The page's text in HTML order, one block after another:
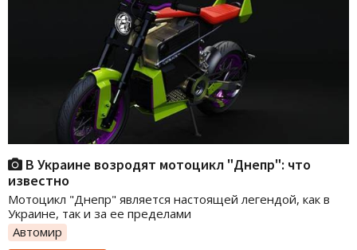
В Украине возродят мотоцикл "Днепр": что
известно
Мотоцикл "Днепр" является настоящей легендой, как в
Украине, так и за ее пределами
Автомир